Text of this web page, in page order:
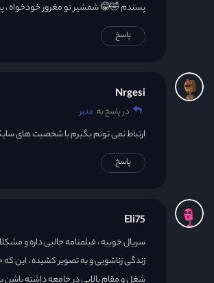
پسندم 🤣😂 شمشیر تو مغرور خودخواه ،
پاسخ
Nrgesi
در پاسخ به مدیر
ارتباط نمی تونم بگیرم با شخصیت های
پاسخ
Eli75
سریال خوبیه ، فیلمنامه جالبی داره و
زندگی زناشویی و به تصویر کشیده ، این
شغل و مقام بالایی در جامعه داشته باشن